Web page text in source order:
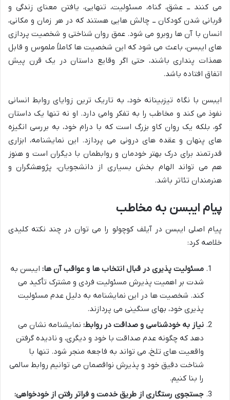
می کنند ــ عشق، گناه، مسئولیت، تنهایی، یافتن معنای زندگی و
قربانی شدن کودکان ــ چالش هایی هستند که در هر زمان و مکانی،
انسان با آن ها روبرو می شود. عمق روان شناختی و شخصیت پردازی
های ایبسن، باعث می شود که این شخصیت ها کاملاً ملموس و قابل
همذات پنداری باشند، حتی اگر وقایع داستان در یک قرن پیش
اتفاق افتاده باشد.
ایبسن با نگاه تیزبینانه خود، به تاریک ترین زوایای روابط انسانی
نفوذ می کند و مخاطب را به تفکر وامی دارد. او نه تنها یک داستان
گو، بلکه یک روان کاو بزرگ است که با درام خود، به بررسی انگیزه
های پنهان و عقده های درونی می پردازد. این نمایشنامه، ابزاری
قدرتمند برای درک بهتر خودمان و روابطمان با دیگران است و هنوز
هم می تواند الهام بخش بسیاری از دانشجویان، پژوهشگران و
هنرمندان تئاتر باشد.
پیام ایبسن به مخاطب
پیام اصلی ایبسن در آیلف کوچولو را می توان در چند نکته کلیدی
خلاصه کرد:
مسئولیت پذیری در قبال انتخاب ها و عواقب آن ها: ایبسن به
شدت بر اهمیت پذیرش مسئولیت فردی و مشترک تأکید می
کند. شخصیت ها در این نمایشنامه به دلیل عدم مسئولیت
پذیری خود، بهای سنگینی می پردازند.
نیاز به خودشناسی و صداقت در روابط: نمایشنامه نشان می
دهد که چگونه عدم صداقت با خود و دیگری، و نادیده گرفتن
واقعیت های تلخ، می تواند به فاجعه منجر شود. تنها با
شناخت دقیق خود و پذیرش نواقصمان می توانیم روابط سالمی
را بنا کنیم.
جستجوی رستگاری از طریق خدمت و فراتر رفتن از خودخواهی: